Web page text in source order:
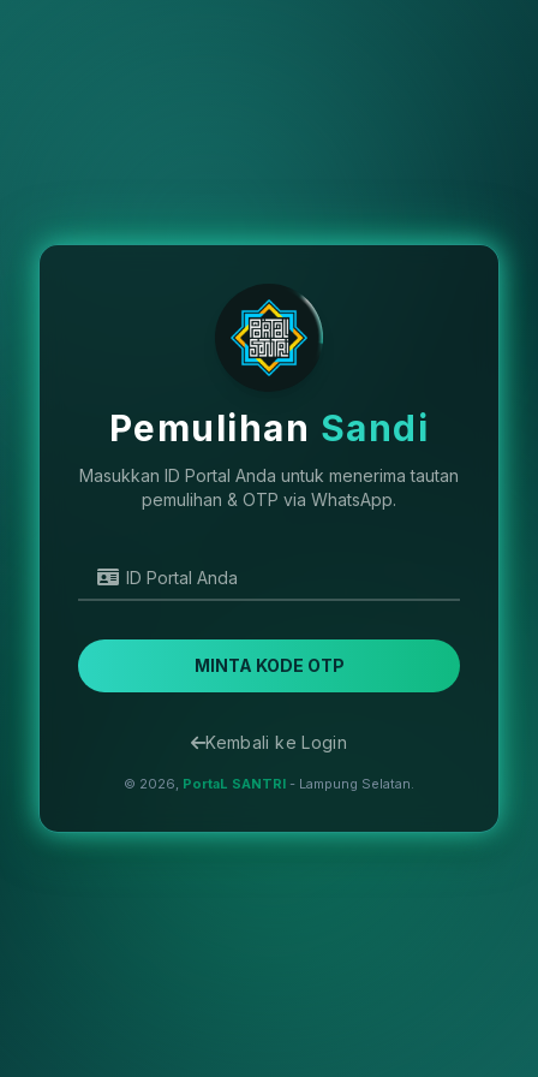
Pemulihan Sandi
Masukkan ID Portal Anda untuk menerima tautan
pemulihan & OTP via WhatsApp.
ID Portal Anda
MINTA KODE OTP
Kembali ke Login
© 2026, PortaL SANTRI - Lampung Selatan.